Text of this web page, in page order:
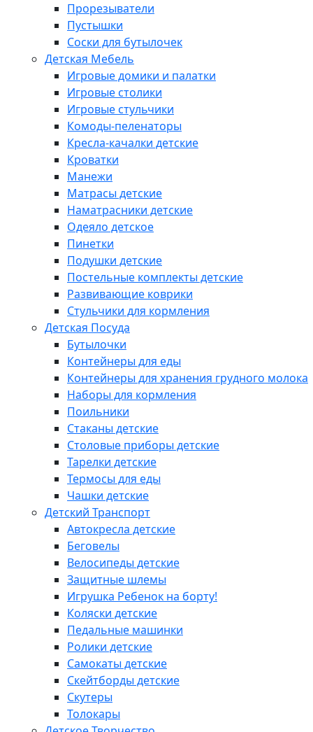
Прорезыватели
Пустышки
Соски для бутылочек
Детская Мебель
Игровые домики и палатки
Игровые столики
Игровые стульчики
Комоды-пеленаторы
Кресла-качалки детские
Кроватки
Манежи
Матрасы детские
Наматрасники детские
Одеяло детское
Пинетки
Подушки детские
Постельные комплекты детские
Развивающие коврики
Стульчики для кормления
Детская Посуда
Бутылочки
Контейнеры для еды
Контейнеры для хранения грудного молока
Наборы для кормления
Поильники
Стаканы детские
Столовые приборы детские
Тарелки детские
Термосы для еды
Чашки детские
Детский Транспорт
Автокресла детские
Беговелы
Велосипеды детские
Защитные шлемы
Игрушка Ребенок на борту!
Коляски детские
Педальные машинки
Ролики детские
Самокаты детские
Скейтборды детские
Скутеры
Толокары